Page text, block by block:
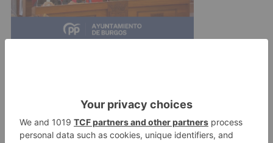
éstos servicios mínimos huelga transporte